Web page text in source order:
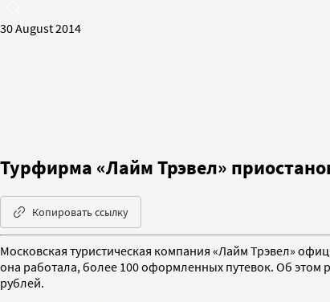
30 August 2014
Турфирма «Лайм Трэвел»
Копировать ссылку
Московская туристическая компания «Лайм Трэвел»
она работала, более 100 оформленных путевок. Об этом
рублей.